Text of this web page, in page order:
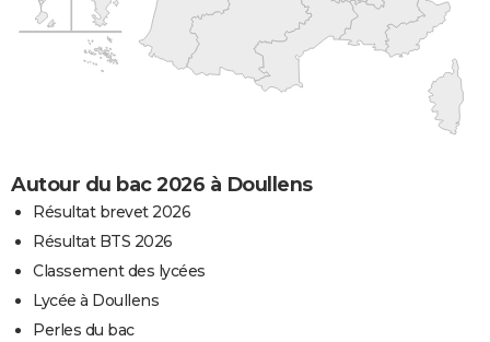
Autour du bac 2026 à Doullens
Résultat brevet 2026
Résultat BTS 2026
Classement des lycées
Lycée à Doullens
Perles du bac